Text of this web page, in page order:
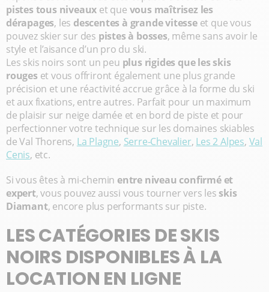
pistes tous niveaux et que vous maîtrisez les
dérapages, les descentes à grande vitesseet que vous
pouvez skier sur des pistes à bosses, même sans avoir le
style et l’aisance d’un pro du ski.
Les skis noirs sont un peu plus rigides que les skis
rouges et vous offriront également une plus grande
précision et une réactivité accrue grâce à la forme du ski
et aux fixations, entre autres. Parfait pour un maximum
de plaisir sur neige damée et en bord de piste et pour
perfectionner votre technique sur les domaines skiables
de Val Thorens, La Plagne, Serre-Chevalier, Les 2 Alpes, Val
Cenis, etc.
Si vous êtes à mi-chemin entre niveau confirmé et
expert, vous pouvez aussi vous tourner vers les skis
Diamant, encore plus performants sur piste.
LES CATÉGORIES DE SKIS
NOIRS DISPONIBLES À LA
LOCATION EN LIGNE